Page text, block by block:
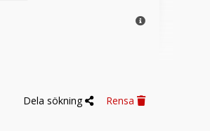
Dela sökning Rensa